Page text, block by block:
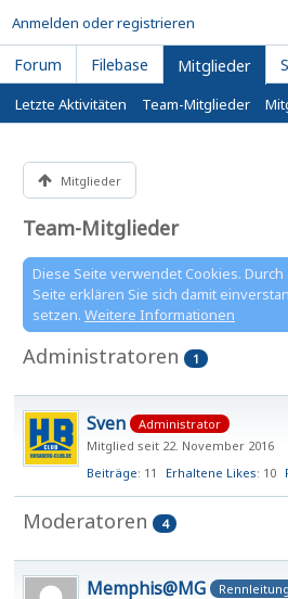
Anmelden oder registrieren
Forum Filebase Mitglieder
Letzte Aktivitäten Team-Mitglieder
Mitglieder
Team-Mitglieder
Diese Seite verwendet Cookies.
Seite erklären Sie sich damit
setzen. Weitere Informationen
Administratoren 1
Sven
Administrator
Mitglied seit 22. November 2016
Beiträge 11 Erhaltene Likes 10
Moderatoren 4
Memphis@MG
Rennleitung